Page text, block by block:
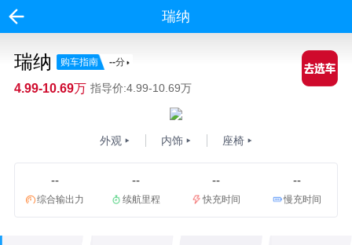
瑞纳
瑞纳 购车指南 --分
4.99-10.69万 指导价:4.99-10.69万
外观 内饰 座椅
--
综合输出力
--
续航里程
--
快充时间
--
慢充时间